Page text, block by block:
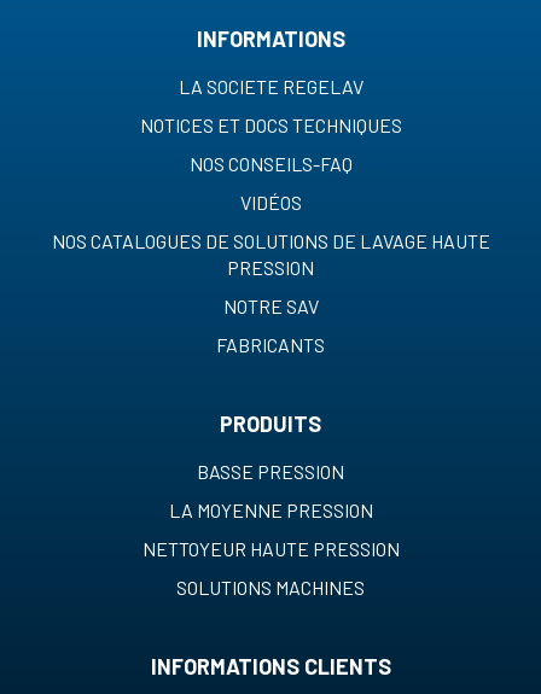
INFORMATIONS
LA SOCIETE REGELAV
NOTICES ET DOCS TECHNIQUES
NOS CONSEILS-FAQ
VIDÉOS
NOS CATALOGUES DE SOLUTIONS DE LAVAGE HAUTE
PRESSION
NOTRE SAV
FABRICANTS
PRODUITS
BASSE PRESSION
LA MOYENNE PRESSION
NETTOYEUR HAUTE PRESSION
SOLUTIONS MACHINES
INFORMATIONS CLIENTS